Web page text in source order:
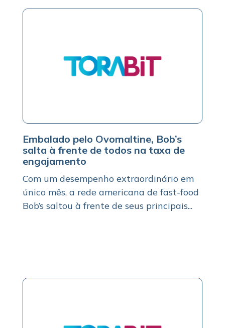
Embalado pelo Ovomaltine, Bob’s
salta à frente de todos na taxa de
engajamento
Com um desempenho extraordinário em
único mês, a rede americana de fast-food
Bob’s saltou à frente de seus principais...